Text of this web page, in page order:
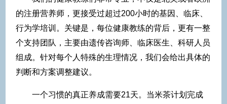
的注册营养师，更接受过超过200小时的基因、临床、
行为学培训。关键是，每位健康教练的背后，更有一整
个支持团队，主要由遗传咨询师、临床医生、科研人员
组成。针对每个人特殊的生理情况，我们会给出具体的
判断和方案调整建议。
一个习惯的真正养成需要21天。当米茶计划完成